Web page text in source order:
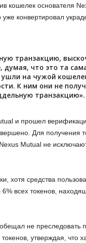
кошелек основателя
конвертировал
транзакцию,
думая, что это та
ушли на чужой
К ним они не
транзакцию».
и прошел
Для получения
Mutual не
хотя средства
всех токенов,
не преследовать
утверждая, что